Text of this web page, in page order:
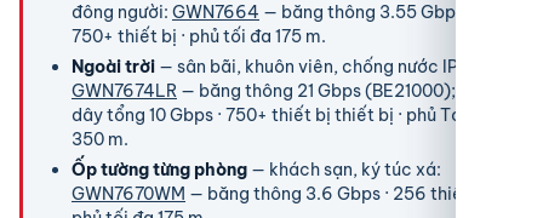
đông người: GWN7664 — băng thông 3.55 Gbps ·
750+ thiết bị · phủ tối đa 175 m.
Ngoài trời — sân bãi, khuôn viên, chống nước IP68:
GWN7674LR — băng thông 21 Gbps (BE21000); có
dây tổng 10 Gbps · 750+ thiết bị thiết bị · phủ Tới
350 m.
Ốp tường từng phòng — khách sạn, ký túc xá:
GWN7670WM — băng thông 3.6 Gbps · 256 thiết bị ·